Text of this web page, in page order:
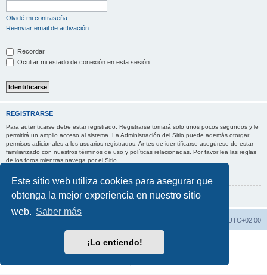
Este sitio web utiliza cookies para asegurar que
obtenga la mejor experiencia en nuestro sitio
web. Saber más
¡Lo entiendo!
Olvidé mi contraseña
Reenviar email de activación
Recordar
Ocultar mi estado de conexión en esta sesión
REGISTRARSE
Para autenticarse debe estar registrado. Registrarse tomará solo unos pocos segundos y le
permitirá un amplio acceso al sistema. La Administración del Sitio puede además otorgar
permisos adicionales a los usuarios registrados. Antes de identificarse asegúrese de estar
familiarizado con nuestros términos de uso y políticas relacionadas. Por favor lea las reglas
de los foros mientras navega por el Sitio.
Registrarse
UTC+02:00
Desarrollado porphpBB® Forum Software © phpBB Limited
phpBB España